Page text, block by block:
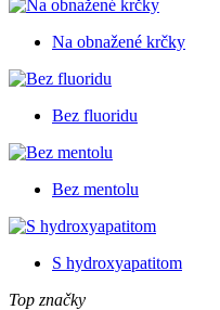
Na obnažené krčky
Bez fluoridu
Bez mentolu
S hydroxyapatitom
Top značky